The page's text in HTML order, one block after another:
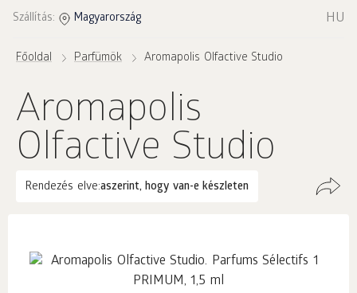
Szállítás: Magyarország HU
Főoldal Parfümök Aromapolis Olfactive Studio
Aromapolis
Olfactive Studio
Rendezés elve:aszerint, hogy van-e készleten